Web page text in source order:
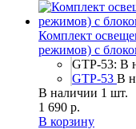
Комплект
режимов) с
GTP-53: В
GTP-53 В
В наличии 1 шт.
1 690 р.
В корзину